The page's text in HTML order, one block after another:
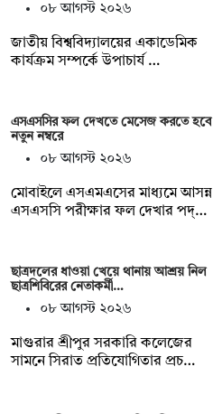
০৮ আগস্ট ২০২৬
জাতীয় বিশ্ববিদ্যালয়ের একাডেমিক
কার্যক্রম সম্পর্কে উপাচার্য …
এসএসসির ফল দেখতে মেসেজ করতে হবে
নতুন নম্বরে
০৮ আগস্ট ২০২৬
মোবাইলে এসএমএসের মাধ্যমে আসন্ন
এসএসসি পরীক্ষার ফল দেখার পদ্…
ছাত্রদলের ধাওয়া খেয়ে থানায় আশ্রয় নিল
ছাত্রশিবিরের নেতাকর্মী…
০৮ আগস্ট ২০২৬
মাগুরার শ্রীপুর সরকারি কলেজের
সামনে সিরাত প্রতিযোগিতার প্রচ…